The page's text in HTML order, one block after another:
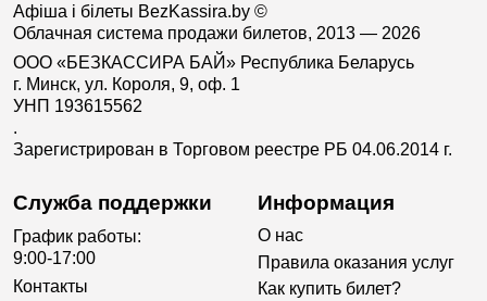
Афіша і білеты BezKassira.by ©
Облачная система продажи билетов, 2013 — 2026
ООО «БЕЗКАССИРА БАЙ» Республика Беларусь
г. Минск, ул. Короля, 9, оф. 1
УНП 193615562
.
Зарегистрирован в Торговом реестре РБ 04.06.2014 г.
Служба поддержки
График работы:
9:00-17:00
Контакты
Информация
О нас
Правила оказания услуг
Как купить билет?